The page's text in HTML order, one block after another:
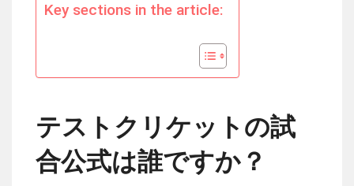
Key sections in the article:
テストクリケットの試
合公式は誰ですか？